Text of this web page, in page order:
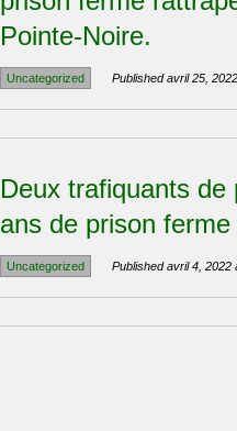
Pointe-Noire.
Uncategorized Published avril 25,
Deux trafiquants
ans de prison ferme
Uncategorized Published avril 4, 2022